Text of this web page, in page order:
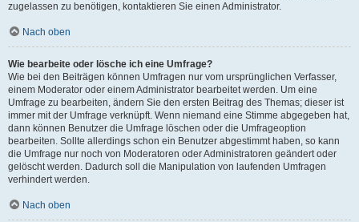
zugelassen zu benötigen, kontaktieren Sie einen Administrator.
Nach oben
Wie bearbeite oder lösche ich eine Umfrage?
Wie bei den Beiträgen können Umfragen nur vom ursprünglichen Verfasser,
einem Moderator oder einem Administrator bearbeitet werden. Um eine
Umfrage zu bearbeiten, ändern Sie den ersten Beitrag des Themas; dieser ist
immer mit der Umfrage verknüpft. Wenn niemand eine Stimme abgegeben hat,
dann können Benutzer die Umfrage löschen oder die Umfrageoption
bearbeiten. Sollte allerdings schon ein Benutzer abgestimmt haben, so kann
die Umfrage nur noch von Moderatoren oder Administratoren geändert oder
gelöscht werden. Dadurch soll die Manipulation von laufenden Umfragen
verhindert werden.
Nach oben